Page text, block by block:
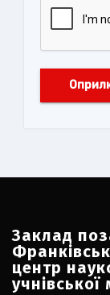
Заклад
центр
учнівської